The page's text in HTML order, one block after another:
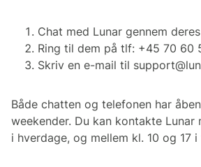
Chat med Lunar gennem
Ring til dem på tlf: +45 70 60
Skriv en e-mail til
Både chatten og telefonen har
weekender. Du kan kontakte Lunar
i hverdage, og mellem kl. 10 og 17 i